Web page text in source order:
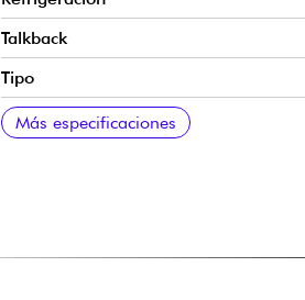
Talkback
Tipo
Especificaciones adicionales
Más especificaciones